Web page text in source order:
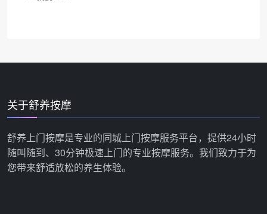
关于舒养按摩
舒养上门按摩是专业的同城上门按摩服务平台，提供24小时
随叫随到、30分钟极速上门的专业按摩服务。我们致力于为
您带来舒适放松的养生体验。